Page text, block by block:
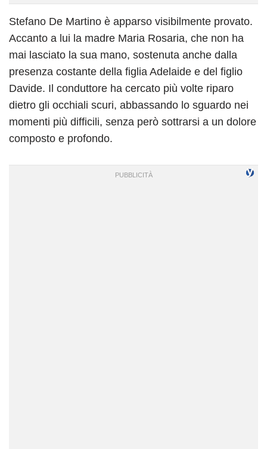
Stefano De Martino è apparso visibilmente provato.
Accanto a lui la madre Maria Rosaria, che non ha
mai lasciato la sua mano, sostenuta anche dalla
presenza costante della figlia Adelaide e del figlio
Davide. Il conduttore ha cercato più volte riparo
dietro gli occhiali scuri, abbassando lo sguardo nei
momenti più difficili, senza però sottrarsi a un dolore
composto e profondo.